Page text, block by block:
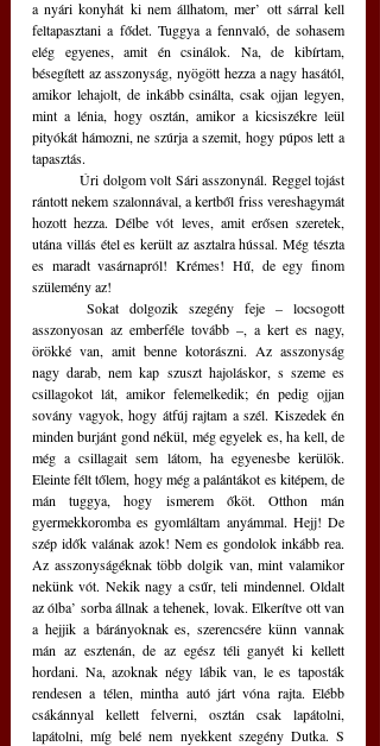
a nyári konyhát ki nem állhatom, mer’ ott sárral kell
feltapasztani a fődet. Tuggya a fennvaló, de sohasem
elég egyenes, amit én csinálok. Na, de kibírtam,
bésegített az asszonyság, nyögött hezza a nagy hasától,
amikor lehajolt, de inkább csinálta, csak ojjan legyen,
mint a lénia, hogy osztán, amikor a kicsiszékre leül
pityókát hámozni, ne szúrja a szemit, hogy púpos lett a
tapasztás.
	Úri dolgom volt Sári asszonynál. Reggel tojást
rántott nekem szalonnával, a kertből friss vereshagymát
hozott hezza. Délbe vót leves, amit erősen szeretek,
utána villás étel es került az asztalra hússal. Még tészta
es maradt vasárnapról! Krémes! Hű, de egy finom
szülemény az!
asszonyosan az emberféle tovább –, a kert es nagy,
örökké van, amit benne kotorászni. Az asszonyság
nagy darab, nem kap szuszt hajoláskor, s szeme es
csillagokot lát, amikor felemelkedik; én pedig ojjan
sovány vagyok, hogy átfúj rajtam a szél. Kiszedek én
minden burjánt gond nékül, még egyelek es, ha kell, de
még a csillagait sem látom, ha egyenesbe kerülök.
Eleinte félt tőlem, hogy még a palántákot es kitépem, de
mán tuggya, hogy ismerem őköt. Otthon mán
gyermekkoromba es gyomláltam anyámmal. Hejj! De
szép idők valának azok! Nem es gondolok inkább rea.
Az asszonyságéknak több dolgik van, mint valamikor
nekünk vót. Nekik nagy a csűr, teli mindennel. Oldalt
az ólba’ sorba állnak a tehenek, lovak. Elkerítve ott van
a hejjik a bárányoknak es, szerencsére künn vannak
mán az esztenán, de az egész téli ganyét ki kellett
hordani. Na, azoknak négy lábik van, le es taposták
rendesen a télen, mintha autó járt vóna rajta. Elébb
csákánnyal kellett felverni, osztán csak lapátolni,
lapátolni, míg belé nem nyekkent szegény Dutka. S